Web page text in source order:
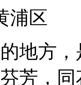
浦区
地方
芳，